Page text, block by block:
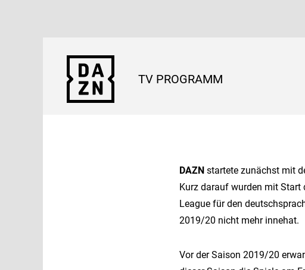
TV PROGRAMM
DAZN startete zunächst mit
Kurz darauf wurden mit Start
League für den
2019/20 nicht mehr innehat.
Vor der Saison 2019/20